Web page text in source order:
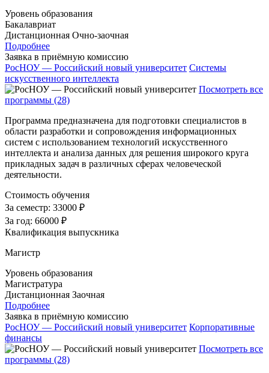
Уровень образования
Бакалавриат
Дистанционная Очно-заочная
Подробнее
Заявка в приёмную комиссию
РосНОУ — Российский новый университет Системы
искусственного интеллекта
Посмотреть все
программы (28)
Программа предназначена для подготовки специалистов в
области разработки и сопровождения информационных
систем с использованием технологий искусственного
интеллекта и анализа данных для решения широкого круга
прикладных задач в различных сферах человеческой
деятельности.
Стоимость обучения
За семестр: 33000 ₽
За год: 66000 ₽
Квалификация выпускника
Магистр
Уровень образования
Магистратура
Дистанционная Заочная
Подробнее
Заявка в приёмную комиссию
РосНОУ — Российский новый университет Корпоративные
финансы
Посмотреть все
программы (28)